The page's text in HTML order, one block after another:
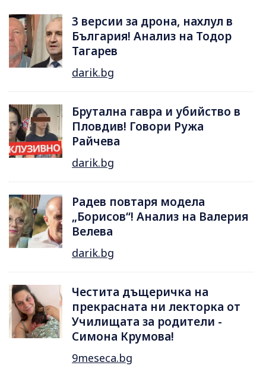
3 версии за дрона, нахлул в
България! Анализ на Тодор
Тагарев
darik.bg
Брутална гавра и убийство в
Пловдив! Говори Ружа
Райчева
darik.bg
Радев повтаря модела
„Борисов“! Анализ на Валерия
Велева
darik.bg
Честита дъщеричка на
прекрасната ни лекторка от
Училищата за родители -
Симона Крумова!
9meseca.bg